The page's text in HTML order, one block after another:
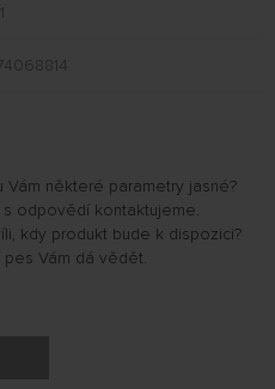
některé parametry jasné?
odpovědí kontaktujeme.
kdy produkt bude k dispozici?
pes Vám dá vědět.